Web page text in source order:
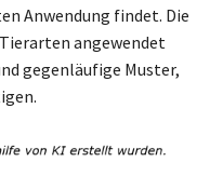
Anwendung findet. Die
angewendet
gegenläufige Muster,